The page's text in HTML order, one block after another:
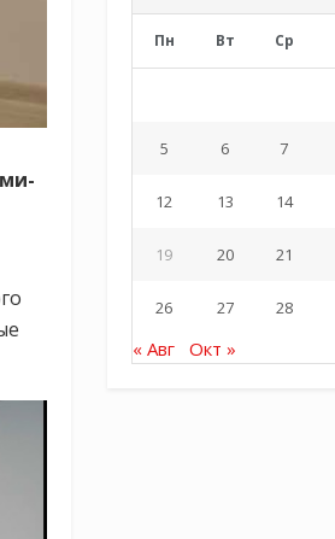
Пн Вт Ср
5 6 7
12 13 14
19 20 21
26 27 28
« Авг Окт »